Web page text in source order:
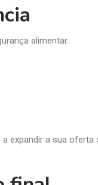
alimentar.
expandir a sua oferta